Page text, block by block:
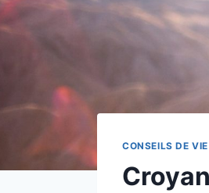
CONSEILS DE VIE